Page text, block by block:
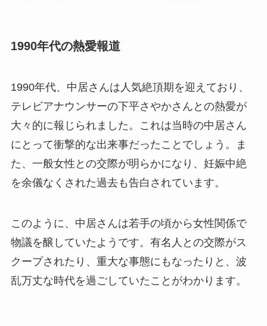
1990年代の熱愛報道
1990年代、中居さんは人気絶頂期を迎えており、
テレビアナウンサーの下平さやかさんとの熱愛が
大々的に報じられました。これは当時の中居さん
にとって衝撃的な出来事だったことでしょう。ま
た、一般女性との交際が明らかになり、妊娠中絶
を余儀なくされた過去も告白されています。
このように、中居さんは若手の頃から女性関係で
物議を醸していたようです。有名人との交際がス
クープされたり、重大な事態にもなったりと、波
乱万丈な時代を過ごしていたことがわかります。